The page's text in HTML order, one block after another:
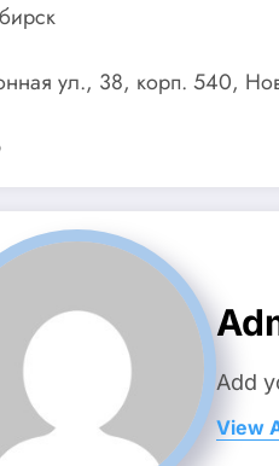
ул., 38, корп. 540,
Add
View